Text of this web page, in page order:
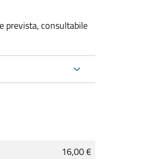
prevista, consultabile
16,00 €